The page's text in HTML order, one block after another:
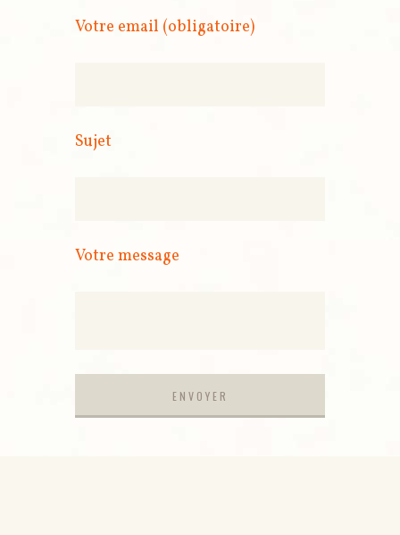
Votre email (obligatoire)
Sujet
Votre message